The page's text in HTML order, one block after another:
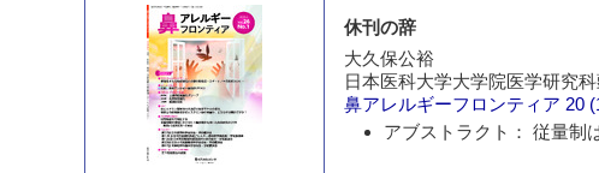
休刊の辞
大久保公裕
日本医科大学大学院医学研究
鼻アレルギーフロンティア 20
アブストラクト： 従量制